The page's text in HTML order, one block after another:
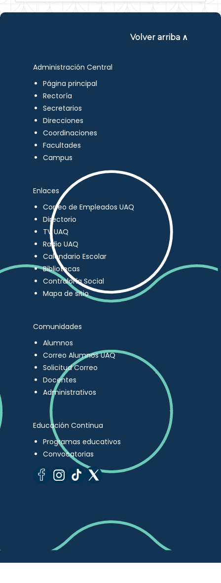
Volver arriba ∧
Administración Central
Página principal
Rectoría
Secretarios
Direcciones
Coordinaciones
Facultades
Campus
Enlaces
Correo de Empleados UAQ
Directorio
TV UAQ
Radio UAQ
Calendario Escolar
Bibliotecas
Contraloría Social
Mapa de sitio
Comunidades
Alumnos
Correo Alumnos UAQ
Solicitud Correo
Docentes
Administrativos
Educación Continua
Programas educativos
Convocatorias